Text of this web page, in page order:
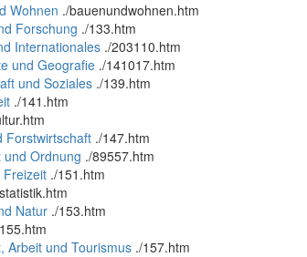
Wohnen ./bauenundwohnen.htm
Forschung ./133.htm
Internationales ./203110.htm
und Geografie ./141017.htm
und Soziales ./139.htm
./141.htm
Forstwirtschaft ./147.htm
und Ordnung ./89557.htm
./151.htm
Natur ./153.htm
Arbeit und Tourismus ./157.htm